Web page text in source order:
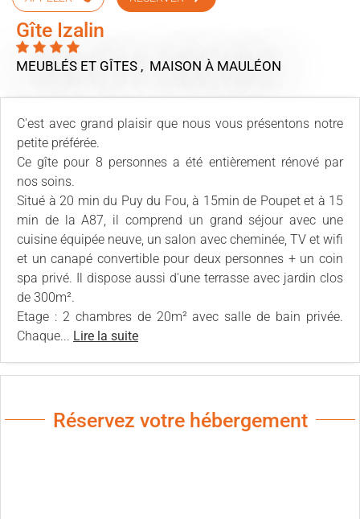
Gîte Izalin
MEUBLÉS ET GÎTES , MAISON À MAULÉON
C'est avec grand plaisir que nous vous présentons notre
petite préférée.
Ce gîte pour 8 personnes a été entièrement rénové par
nos soins.
Situé à 20 min du Puy du Fou, à 15min de Poupet et à 15
min de la A87, il comprend un grand séjour avec une
cuisine équipée neuve, un salon avec cheminée, TV et wifi
et un canapé convertible pour deux personnes + un coin
spa privé. Il dispose aussi d'une terrasse avec jardin clos
de 300m².
Etage : 2 chambres de 20m² avec salle de bain privée.
Chaque... Lire la suite
Réservez votre hébergement